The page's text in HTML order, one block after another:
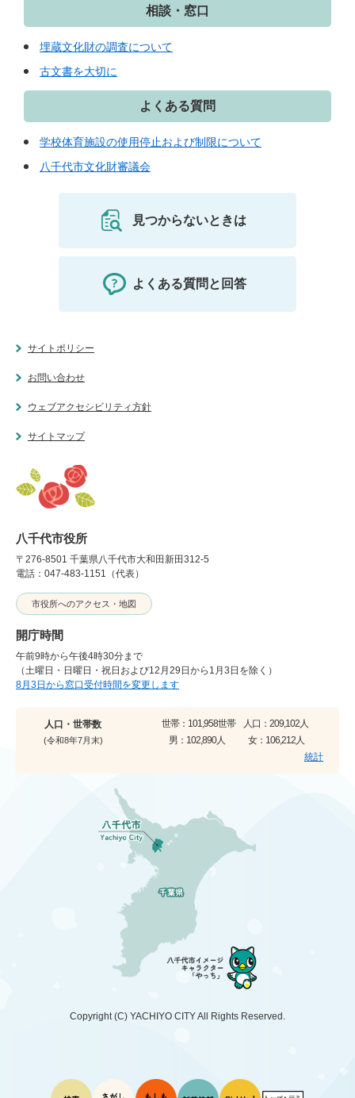
相談・窓口
埋蔵文化財の調査について
古文書を大切に
よくある質問
学校体育施設の使用停止および制限について
八千代市文化財審議会
見つからないときは
よくある質問と回答
サイトポリシー
お問い合わせ
ウェブアクセシビリティ方針
サイトマップ
八千代市役所
〒276-8501 千葉県八千代市大和田新田312-5
電話：047-483-1151（代表）
市役所へのアクセス・地図
開庁時間
午前9時から午後4時30分まで
（土曜日・日曜日・祝日および12月29日から1月3日を除く）
8月3日から窓口受付時間を変更します
人口・世帯数
(令和8年7月末)
世帯： 101,958世帯 人口： 209,102人
男： 102,890人 女： 106,212人
統計
Copyright (C) YACHIYO CITYAll Rights Reserved.